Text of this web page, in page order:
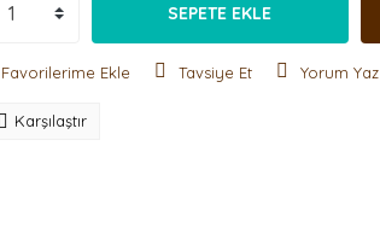
SEPETE EKLE
Tavsiye Et Yorum Yaz
Karşılaştır